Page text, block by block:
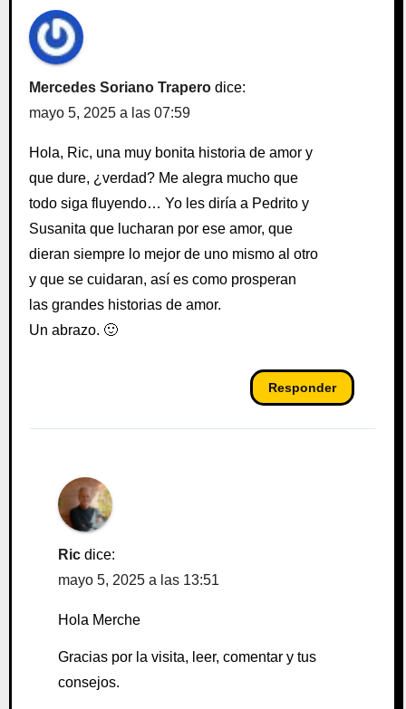
Mercedes Soriano Trapero dice:
mayo 5, 2025 a las 07:59
Hola, Ric, una muy bonita historia de amor y
que dure, ¿verdad? Me alegra mucho que
todo siga fluyendo… Yo les diría a Pedrito y
Susanita que lucharan por ese amor, que
dieran siempre lo mejor de uno mismo al otro
y que se cuidaran, así es como prosperan
las grandes historias de amor.
Un abrazo. 🙂
Responder
Ric dice:
mayo 5, 2025 a las 13:51
Hola Merche
Gracias por la visita, leer, comentar y tus
consejos.